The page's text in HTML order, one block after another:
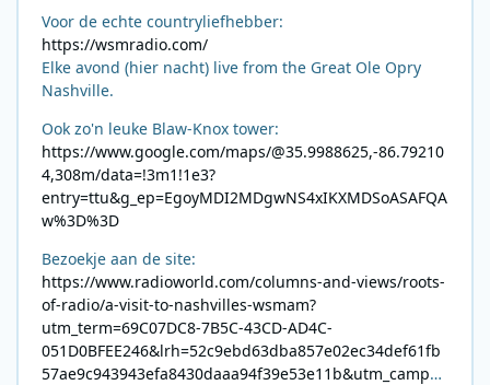
Voor de echte countryliefhebber:
https://wsmradio.com/
Elke avond (hier nacht) live from the Great Ole Opry
Nashville.
Ook zo'n leuke Blaw-Knox tower:
https://www.google.com/maps/@35.9988625,-86.79210
4,308m/data=!3m1!1e3?
entry=ttu&g_ep=EgoyMDI2MDgwNS4xIKXMDSoASAFQA
w%3D%3D
Bezoekje aan de site:
https://www.radioworld.com/columns-and-views/roots-
of-radio/a-visit-to-nashvilles-wsmam?
utm_term=69C07DC8-7B5C-43CD-AD4C-
051D0BFEE246&lrh=52c9ebd63dba857e02ec34def61fb
57ae9c943943efa8430daaa94f39e53e11b&utm_campai